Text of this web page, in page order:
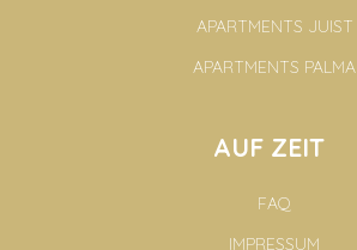
APARTMENTS JUIST
APARTMENTS PALMA
AUF ZEIT
FAQ
IMPRESSUM